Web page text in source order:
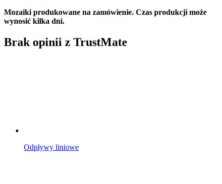
Mozaiki produkowane na zamówienie. Czas produkcji może
wynosić kilka dni.
Brak opinii z TrustMate
Odpływy liniowe